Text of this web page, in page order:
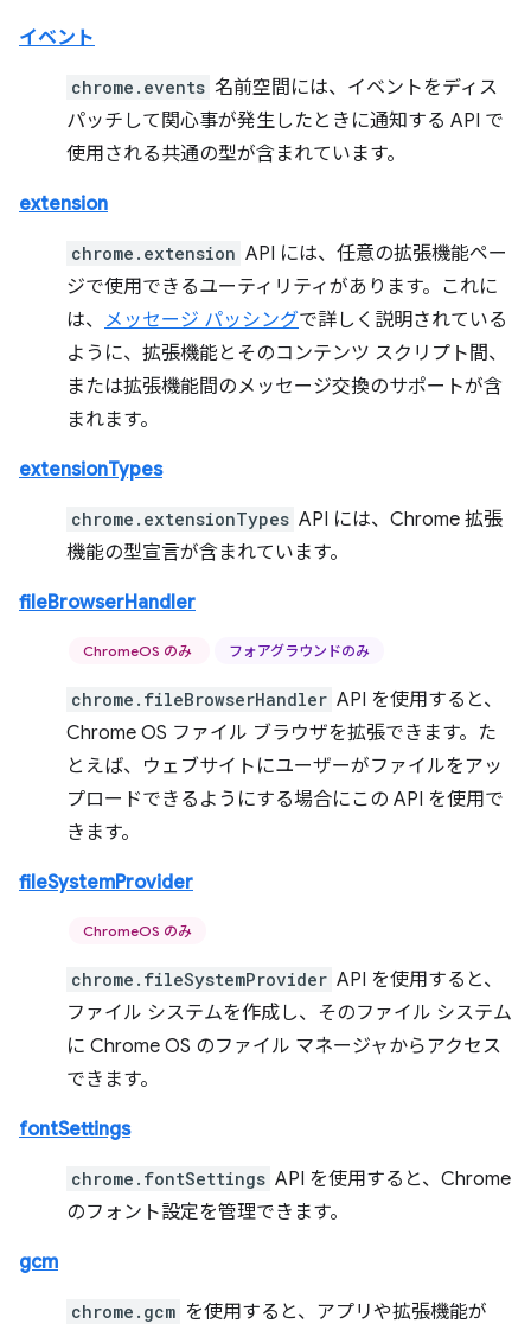
イベント
chrome.events 名前空間には、イベントをディス
パッチして関心事が発生したときに通知する API で
使用される共通の型が含まれています。
extension
chrome.extension API には、任意の拡張機能ペー
ジで使用できるユーティリティがあります。これに
は、 メッセージ パッシングで詳しく説明されている
ように、拡張機能とそのコンテンツ スクリプト間、
または拡張機能間のメッセージ交換のサポートが含
まれます。
extensionTypes
chrome.extensionTypes API には、Chrome 拡張
機能の型宣言が含まれています。
fileBrowserHandler
ChromeOS のみ フォアグラウンドのみ
chrome.fileBrowserHandler API を使用すると、
Chrome OS ファイル ブラウザを拡張できます。た
とえば、ウェブサイトにユーザーがファイルをアッ
プロードできるようにする場合にこの API を使用で
きます。
fileSystemProvider
ChromeOS のみ
chrome.fileSystemProvider API を使用すると、
ファイル システムを作成し、そのファイル システム
に Chrome OS のファイル マネージャからアクセス
できます。
fontSettings
chrome.fontSettings API を使用すると、Chrome
のフォント設定を管理できます。
gcm
chrome.gcm を使用すると、アプリや拡張機能が